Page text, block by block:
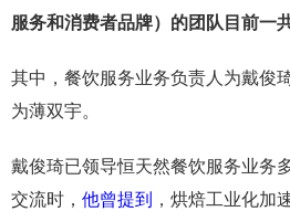
服务和消费者品牌）的团队目前一
其中，餐饮服务业务负责人为戴俊
为薄双宇。
戴俊琦已领导恒天然餐饮服务业务
交流时， 他曾提到
，烘焙工业化加